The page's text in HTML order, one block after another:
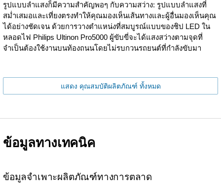
รูปแบบลำแสงก็มีความสำคัญพอๆ กับความสว่าง: รูปแบบลำแสงที่
สม่ำเสมอและเที่ยงตรงทำให้คุณมองเห็นเส้นทางและผู้อื่นมองเห็นคุณ
ได้อย่างชัดเจน ด้วยการวางตำแหน่งที่สมบูรณ์แบบของชิป LED ใน
หลอดไฟ Philips Ultinon Pro5000 ผู้ขับขี่จะได้แสงสว่างตามจุดที่
จำเป็นต้องใช้งานบนท้องถนนโดยไม่รบกวนรถยนต์ที่กำลังขับมา
แสดง คุณสมบัติผลิตภัณฑ์ ทั้งหมด
ข้อมูลทางเทคนิค
ข้อมูลจำเพาะผลิตภัณฑ์ทางการตลาด